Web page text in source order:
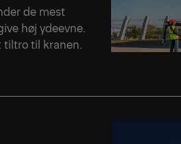
de mest
høj ydeevne.
tiltro til kranen.